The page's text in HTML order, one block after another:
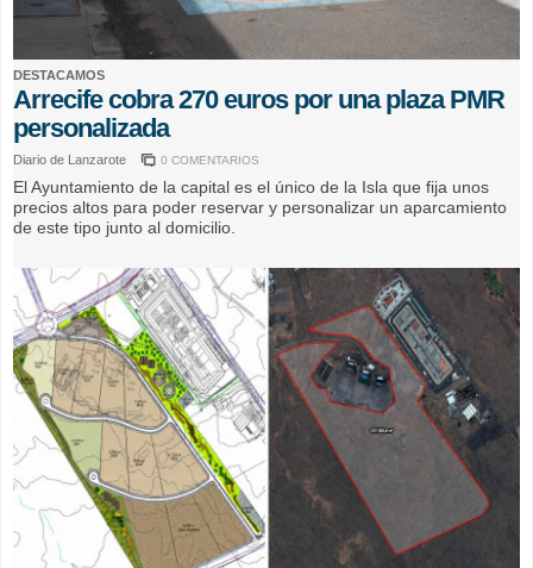
DESTACAMOS
Arrecife cobra 270 euros por una plaza PMR
personalizada
Diario de Lanzarote 0 COMENTARIOS
El Ayuntamiento de la capital es el único de la Isla que fija unos
precios altos para poder reservar y personalizar un aparcamiento
de este tipo junto al domicilio.